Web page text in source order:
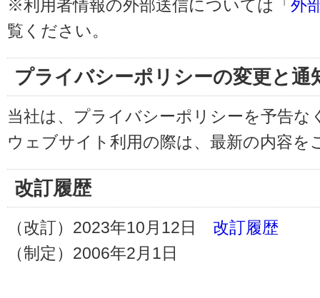
※利用者情報の外部送信については「外
覧ください。
プライバシーポリシーの変更と通
当社は、プライバシーポリシーを予告
ウェブサイト利用の際は、最新の内容を
改訂履歴
（改訂）2023年10月12日 改訂履歴
（制定）2006年2月1日